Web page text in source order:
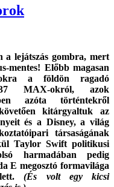
lejátszás gombra, mert
mentes! Előbb magasan
a földön ragadó
MAX-okról, azok
azóta történtekről
kitárgyaltuk az
és a Disney, a világ
társaságának
Taylor Swift politikusi
harmadában pedig
E megosztó formavilága
(És volt egy kicsi